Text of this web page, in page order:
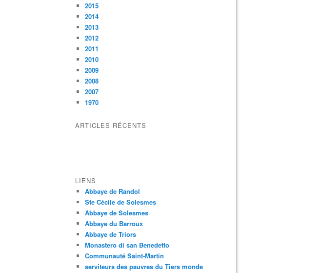
2015
2014
2013
2012
2011
2010
2009
2008
2007
1970
ARTICLES RÉCENTS
LIENS
Abbaye de Randol
Ste Cécile de Solesmes
Abbaye de Solesmes
Abbaye du Barroux
Abbaye de Triors
Monastero di san Benedetto
Communauté Saint-Martin
serviteurs des pauvres du Tiers monde